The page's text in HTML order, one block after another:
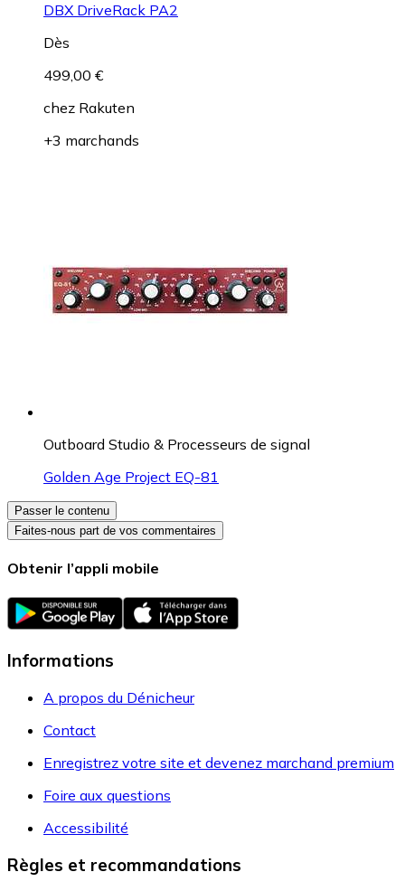
DBX DriveRack PA2
Dès
499,00 €
chez Rakuten
+3 marchands
Outboard Studio & Processeurs de signal
Golden Age Project EQ-81
Passer le contenu
Faites-nous part de vos commentaires
Obtenir l’appli mobile
Informations
A propos du Dénicheur
Contact
Enregistrez votre site et devenez marchand premium
Foire aux questions
Accessibilité
Règles et recommandations